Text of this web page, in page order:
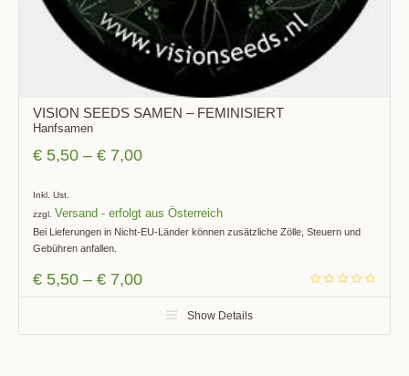
VISION SEEDS SAMEN – FEMINISIERT
Hanfsamen
€ 5,50 –€ 7,00
Inkl. Ust.
zzgl. Versand
Bei Lieferungen in Nicht-EU-Länder können zusätzliche Zölle, Steuern und
Gebühren anfallen.
€ 5,50 –€ 7,00
Show Details